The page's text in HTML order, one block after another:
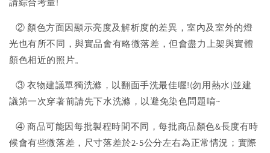
② 顏色方面因顯示亮度及解析度的差異，室內及室外的燈
光也有所不同，與實品會有略微落差，但會盡力上架與實體
顏色相近的照片。
③ 衣物建議單獨洗滌，以翻面手洗最佳喔!(勿用熱水)並建
議第一次穿著前請先下水洗滌，以避免染色問題唷~
④ 商品可能因每批製程時間不同，每批商品顏色&長度有時
候會有些微落差，尺寸落差於2-5公分左右為正常情況；實際